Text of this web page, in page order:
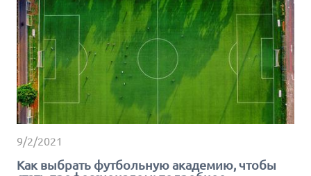
9/2/2021
Как выбрать футбольную академию, чтобы